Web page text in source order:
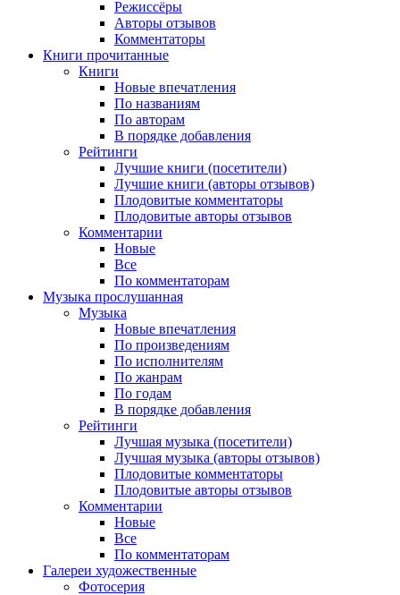
Режиссёры
Авторы отзывов
Комментаторы
Книги прочитанные
Книги
Новые впечатления
По названиям
По авторам
В порядке добавления
Рейтинги
Лучшие книги (посетители)
Лучшие книги (авторы отзывов)
Плодовитые комментаторы
Плодовитые авторы отзывов
Комментарии
Новые
Все
По комментаторам
Музыка прослушанная
Музыка
Новые впечатления
По произведениям
По исполнителям
По жанрам
По годам
В порядке добавления
Рейтинги
Лучшая музыка (посетители)
Лучшая музыка (авторы отзывов)
Плодовитые комментаторы
Плодовитые авторы отзывов
Комментарии
Новые
Все
По комментаторам
Галереи художественные
Фотосерия